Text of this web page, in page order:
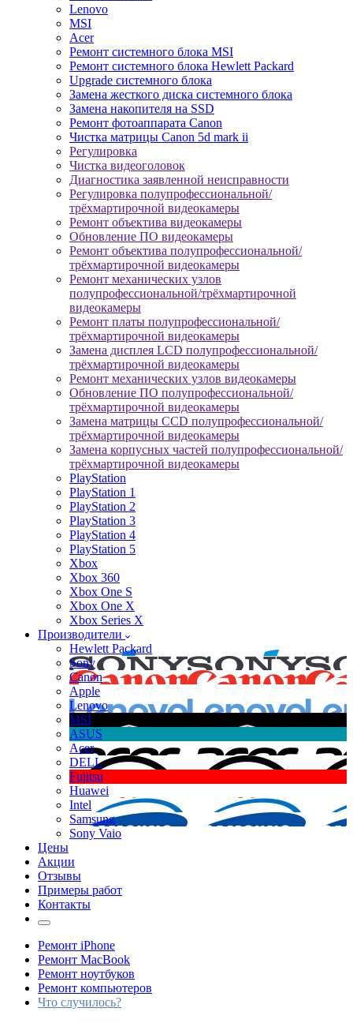
Lenovo
MSI
Acer
Ремонт системного блока MSI
Ремонт системного блока Hewlett Packard
Upgrade системного блока
Замена жесткого диска системного блока
Замена накопителя на SSD
Ремонт фотоаппарата Canon
Чистка матрицы Canon 5d mark ii
Регулировка
Чистка видеоголовок
Диагностика заявленной неисправности
Регулировка полупрофессиональной/
трёхмартирочной видеокамеры
Ремонт объектива видеокамеры
Обновление ПО видеокамеры
Ремонт объектива полупрофессиональной/
трёхмартирочной видеокамеры
Ремонт механических узлов
полупрофессиональной/трёхмартирочной
видеокамеры
Ремонт платы полупрофессиональной/
трёхмартирочной видеокамеры
Замена дисплея LCD полупрофессиональной/
трёхмартирочной видеокамеры
Ремонт механических узлов видеокамеры
Обновление ПО полупрофессиональной/
трёхмартирочной видеокамеры
Замена матрицы CCD полупрофессиональной/
трёхмартирочной видеокамеры
Замена корпусных частей полупрофессиональной/
трёхмартирочной видеокамеры
PlayStation
PlayStation 1
PlayStation 2
PlayStation 3
PlayStation 4
PlayStation 5
Xbox
Xbox 360
Xbox One S
Xbox One X
Xbox Series X
Производители
Hewlett Packard
Sony
Canon
Apple
Lenovo
MSI
ASUS
Acer
DELL
Fujitsu
Huawei
Intel
Samsung
Sony Vaio
Цены
Акции
Отзывы
Примеры работ
Контакты
Ремонт iPhone
Ремонт MacBook
Ремонт ноутбуков
Ремонт компьютеров
Что случилось?